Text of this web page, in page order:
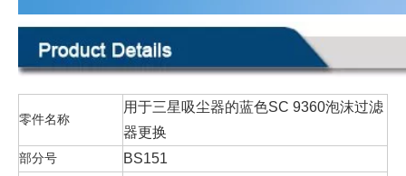
零件名称
用于三星吸尘器的蓝色SC 9360泡沫过滤
器更换
部分号 BS151